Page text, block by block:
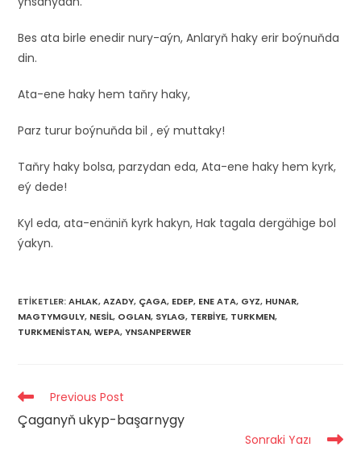
Bes ata birle enedir nury-aýn, Anlaryň haky erir boýnuňda
din.
Ata-ene haky hem taňry haky,
Parz turur boýnuňda bil , eý muttaky!
Taňry haky bolsa, parzydan eda, Ata-ene haky hem kyrk,
eý dede!
Kyl eda, ata-enäniň kyrk hakyn, Hak tagala dergähige bol
ýakyn.
ETIKETLER:AHLAK, AZADY, ÇAGA, EDEP, ENE ATA, GYZ, HUNAR,
MAGTYMGULY, NESIL, OGLAN, SYLAG, TERBIYE, TURKMEN,
TURKMENISTAN, WEPA, YNSANPERWER
Read
articles
Previous Post
Çaganyň ukyp-başarnygy
Sonraki Yazı